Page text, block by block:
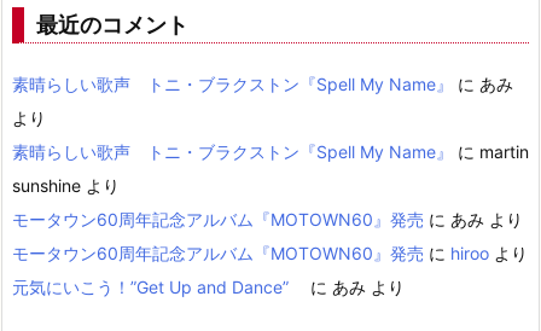
最近のコメント
素晴らしい歌声 トニ・ブラクストン『Spell My Name』 に あみ
より
素晴らしい歌声 トニ・ブラクストン『Spell My Name』
に martin
sunshine より
モータウン60周年記念アルバム『MOTOWN60』発売 に あみ より
モータウン60周年記念アルバム『MOTOWN60』発売 に hiroo より
元気にいこう！”Get Up and Dance”
に あみ より